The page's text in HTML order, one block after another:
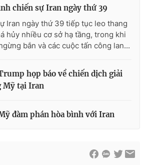
chiến sự Iran ngày thứ 39
Iran ngày thứ 39 tiếp tục leo thang
hủy nhiều cơ sở hạ tầng, trong khi
bắn và các cuộc tấn công lan...
họp báo về chiến dịch giải
Mỹ tại Iran
đàm phán hòa bình với Iran